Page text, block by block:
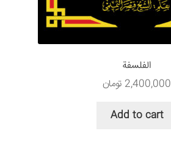
الفلسفة
2,400,000 تومان
Add to cart